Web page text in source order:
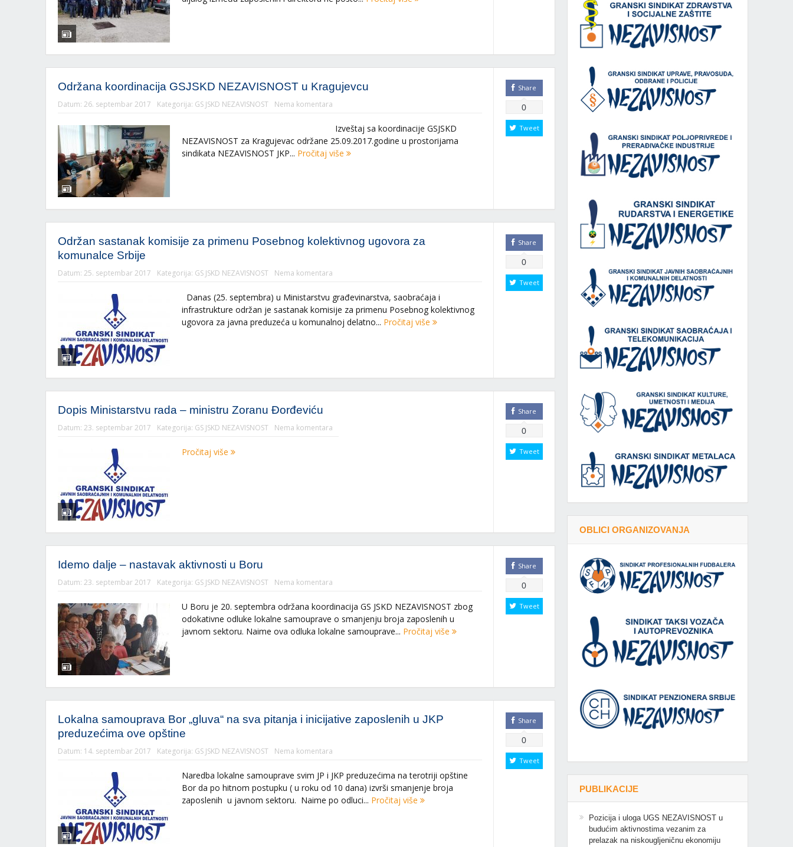
Održana koordinacija GSJSKD NEZAVISNOST u Kragujevcu
Datum: 26. septembar 2017 Kategorija: GS JSKD NEZAVISNOST Nema komentara
Izveštaj sa koordinacije GSJSKD
NEZAVISNOST za Kragujevac održane 25.09.2017.godine u prostorijama
sindikata NEZAVISNOST JKP... Pročitaj više
Share
0
Tweet
Održan sastanak komisije za primenu Posebnog kolektivnog ugovora za
komunalce Srbije
Datum: 25. septembar 2017 Kategorija: GS JSKD NEZAVISNOST Nema komentara
Danas (25. septembra) u Ministarstvu građevinarstva, saobraćaja i
infrastrukture održan je sastanak komisije za primenu Posebnog kolektivnog
ugovora za javna preduzeća u komunalnoj delatno... Pročitaj više
Share
0
Tweet
Dopis Ministarstvu rada – ministru Zoranu Đorđeviću
Datum: 23. septembar 2017 Kategorija: GS JSKD NEZAVISNOST Nema komentara
Pročitaj više
Share
0
Tweet
Idemo dalje – nastavak aktivnosti u Boru
Datum: 23. septembar 2017 Kategorija: GS JSKD NEZAVISNOST Nema komentara
U Boru je 20. septembra održana koordinacija GS JSKD NEZAVISNOST zbog
odokativne odluke lokalne samouprave o smanjenju broja zaposlenih u
javnom sektoru. Naime ova odluka lokalne samouprave... Pročitaj više
Share
0
Tweet
Lokalna samouprava Bor „gluva“ na sva pitanja i inicijative zaposlenih u JKP
preduzećima ove opštine
Datum: 14. septembar 2017 Kategorija: GS JSKD NEZAVISNOST Nema komentara
Naredba lokalne samouprave svim JP i JKP preduzećima na terotriji opštine
Bor da po hitnom postupku ( u roku od 10 dana) izvrši smanjenje broja
zaposlenih u javnom sektoru. Naime po odluci... Pročitaj više
Share
0
Tweet
OBLICI ORGANIZOVANJA
PUBLIKACIJE
Pozicija i uloga UGS NEZAVISNOST u
budućim aktivnostima vezanim za
prelazak na niskougljeničnu ekonomiju